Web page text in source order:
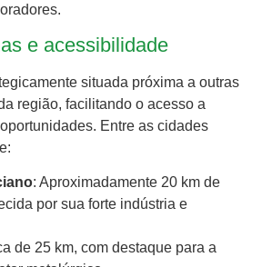
e acessibilidade
situada próxima a outras
região, facilitando o acesso a
Entre as cidades
: Aproximadamente 20 km de
por sua forte indústria e
de 25 km, com destaque para a